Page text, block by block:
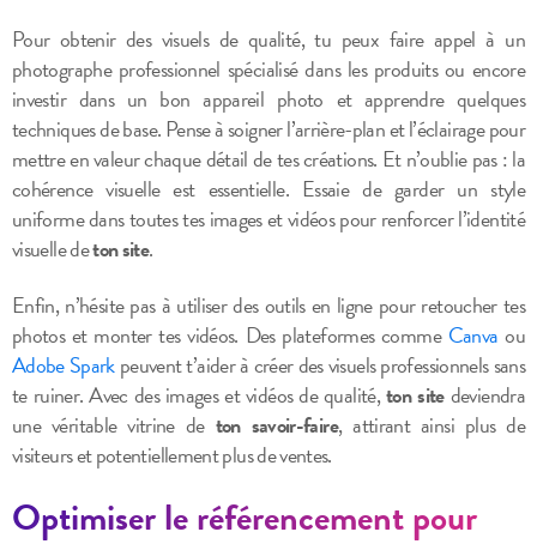
Pour obtenir des visuels de qualité, tu peux faire appel à un
photographe professionnel spécialisé dans les produits ou encore
investir dans un bon appareil photo et apprendre quelques
techniques de base. Pense à soigner l’arrière-plan et l’éclairage pour
mettre en valeur chaque détail de tes créations. Et n’oublie pas : la
cohérence visuelle est essentielle. Essaie de garder un style
uniforme dans toutes tes images et vidéos pour renforcer l’identité
visuelle deton site.
Enfin, n’hésite pas à utiliser des outils en ligne pour retoucher tes
photos et monter tes vidéos. Des plateformes comme Canva ou
Adobe Sparkpeuvent t’aider à créer des visuels professionnels sans
te ruiner. Avec des images et vidéos de qualité,ton sitedeviendra
une véritable vitrine de ton savoir-faire, attirant ainsi plus de
visiteurs et potentiellement plus de ventes.
Optimiser le référencement pour